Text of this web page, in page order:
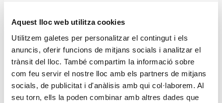
Aquest lloc web utilitza cookies
Utilitzem galetes per personalitzar el contingut i els
anuncis, oferir funcions de mitjans socials i analitzar el
trànsit del lloc. També compartim la informació sobre
com feu servir el nostre lloc amb els partners de mitjans
socials, de publicitat i d'anàlisis amb qui col·laborem. Al
seu torn, ells la poden combinar amb altres dades que
Sagunt 2021
ESTAT
RESOLUCIÓ